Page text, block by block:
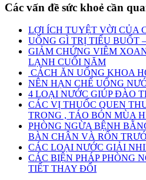
Các vấn đề sức khoẻ cần
LỢI ÍCH TUYỆT VỜI CỦA
UỐNG GÌ TRỊ TIỂU BUỐT
GIẢM CHỨNG VIÊM
LẠNH CUỐI NĂM
CÁCH ĂN UỐNG KHOA
NÊN HẠN CHẾ UỐNG
4 LOẠI NƯỚC GIÚP ĐÀO
CÁC VỊ THUỐC QUEN
TRONG , TÁO BÓN MÙA
PHÒNG NGỪA BỆNH
BÀN CHÂN VÀ RỐN
CÁC LOẠI NƯỚC GIẢI
CÁC BIỆN PHÁP PHÒNG
TIẾT THAY ĐỔI